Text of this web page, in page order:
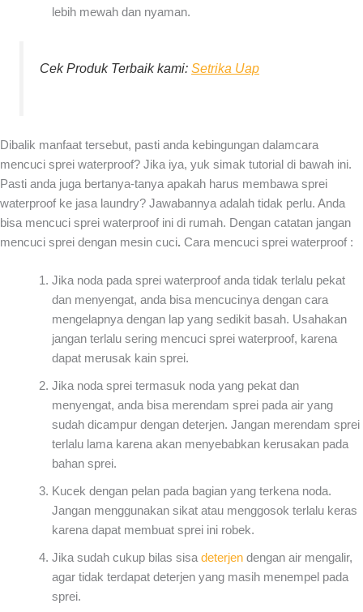
lebih mewah dan nyaman.
Cek Produk Terbaik kami:Setrika Uap
Dibalik manfaat tersebut, pasti anda kebingungan dalamcara
mencuci sprei waterproof? Jika iya, yuk simak tutorial di bawah ini.
Pasti anda juga bertanya-tanya apakah harus membawa sprei
waterproof ke jasa laundry? Jawabannya adalah tidak perlu. Anda
bisa mencuci sprei waterproof ini di rumah. Dengan catatan jangan
mencuci sprei dengan mesin cuci. Cara mencuci sprei waterproof :
Jika noda pada sprei waterproof anda tidak terlalu pekat
dan menyengat, anda bisa mencucinya dengan cara
mengelapnya dengan lap yang sedikit basah. Usahakan
jangan terlalu sering mencuci sprei waterproof, karena
dapat merusak kain sprei.
Jika noda sprei termasuk noda yang pekat dan
menyengat, anda bisa merendam sprei pada air yang
sudah dicampur dengan deterjen. Jangan merendam sprei
terlalu lama karena akan menyebabkan kerusakan pada
bahan sprei.
Kucek dengan pelan pada bagian yang terkena noda.
Jangan menggunakan sikat atau menggosok terlalu keras
karena dapat membuat sprei ini robek.
Jika sudah cukup bilas sisa deterjendengan air mengalir,
agar tidak terdapat deterjen yang masih menempel pada
sprei.